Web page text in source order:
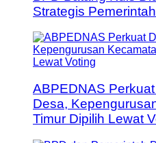
Strategis
ABPEDNAS
Desa,
Timur Dipilih Lewat